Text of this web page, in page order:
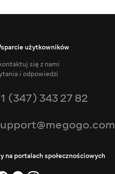
użytkowników
się z nami
i odpowiedzi
(347) 343 27 82
na portalach społecznościowych